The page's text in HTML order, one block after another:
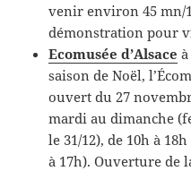
venir environ 45 mn/
démonstration pour
Ecomusée d’Alsace
saison de Noël,
ouvert du 27
mardi au dimanche
le 31/12), de 10h à
à 17h). Ouverture de